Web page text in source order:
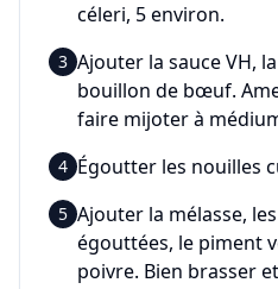
céleri, 5 environ.
3 Ajouter la sauce VH,
bouillon de bœuf.
faire mijoter à
4 Égoutter les nouilles
5 Ajouter la mélasse,
égouttées, le piment
poivre. Bien brasser